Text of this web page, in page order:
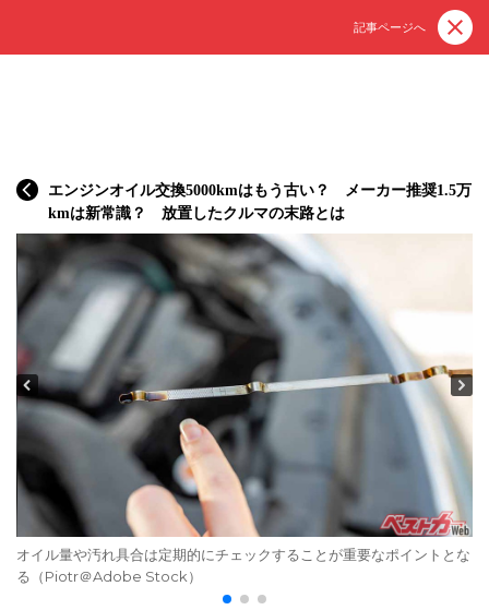
記事ページへ
エンジンオイル交換5000kmはもう古い？ メーカー推奨1.5万
kmは新常識？ 放置したクルマの末路とは
オイル量や汚れ具合は定期的にチェックすることが重要なポイントとな
る（Piotr＠Adobe Stock）